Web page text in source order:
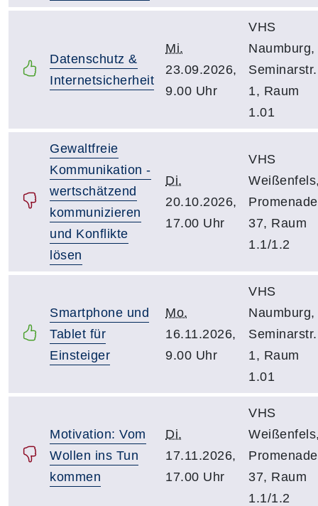
Datenschutz &
Internetsicherheit
Mi.
23.09.2026,
9.00 Uhr
VHS
Naumburg,
Seminarstr.
1, Raum
1.01
Gewaltfreie
Kommunikation -
wertschätzend
kommunizieren
und Konflikte
lösen
Di.
20.10.2026,
17.00 Uhr
VHS
Promenade
37, Raum
1.1/1.2
Smartphone und
Tablet für
Einsteiger
Mo.
16.11.2026,
9.00 Uhr
VHS
Naumburg,
Seminarstr.
1, Raum
1.01
Motivation: Vom
Wollen ins Tun
kommen
Di.
17.11.2026,
17.00 Uhr
VHS
Promenade
37, Raum
1.1/1.2